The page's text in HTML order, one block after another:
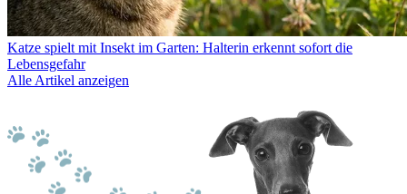
Katze spielt mit Insekt im Garten: Halterin erkennt sofort die
Lebensgefahr
Alle Artikel anzeigen